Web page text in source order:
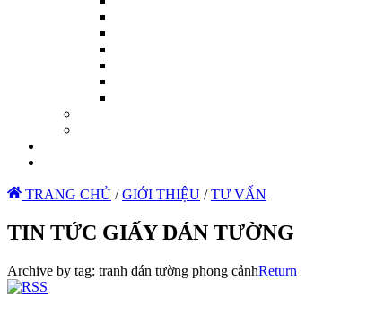
TRANG CHỦ / GIỚI THIỆU / TƯ VẤN
TIN TỨC GIẤY DÁN TƯỜNG
Archive by tag: tranh dán tường phong cảnhReturn